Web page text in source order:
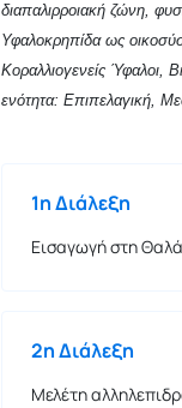
διαπαλιρροιακή ζώνη,
Υφαλοκρηπίδα ως
Κοραλλιογενείς Ύφαλοι,
ενότητα: Επιπελαγική,
1η Διάλεξη
Εισαγωγή στη
2η Διάλεξη
Μελέτη